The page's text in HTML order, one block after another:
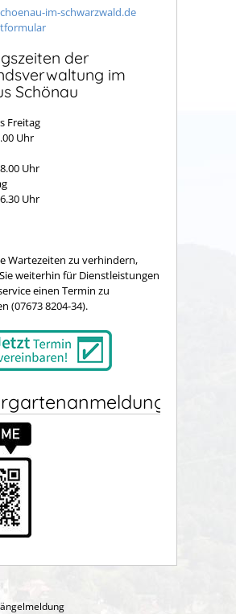
im-schwarzwald.de
der
im
Schönau
Freitag
Uhr
Uhr
Uhr
Wartezeiten zu verhindern,
weiterhin für Dienstleistungen
einen Termin zu
(07673 8204-34).